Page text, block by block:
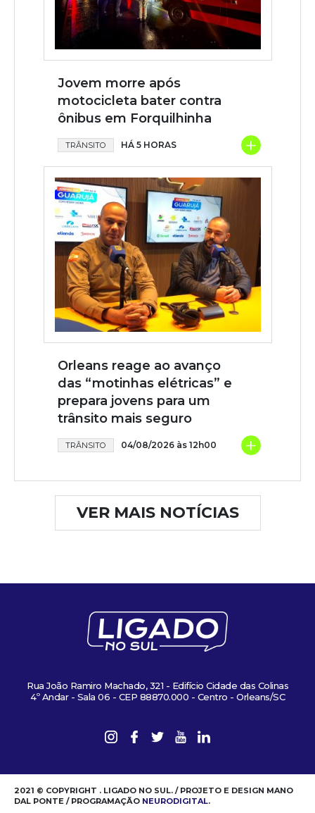
Jovem morre após
motocicleta bater contra
ônibus em Forquilhinha
TRÂNSITO HÁ 5 HORAS +
Orleans reage ao avanço
das “motinhas elétricas” e
prepara jovens para um
trânsito mais seguro
TRÂNSITO 04/08/2026 às 12h00 +
VER MAIS NOTÍCIAS
Rua João Ramiro Machado, 321 - Edifício Cidade das Colinas
4º Andar - Sala 06 - CEP 88870.000 - Centro - Orleans/SC
2021 © COPYRIGHT . LIGADO NO SUL. / PROJETO E DESIGN MANO
DAL PONTE / PROGRAMAÇÃO NEURODIGITAL.